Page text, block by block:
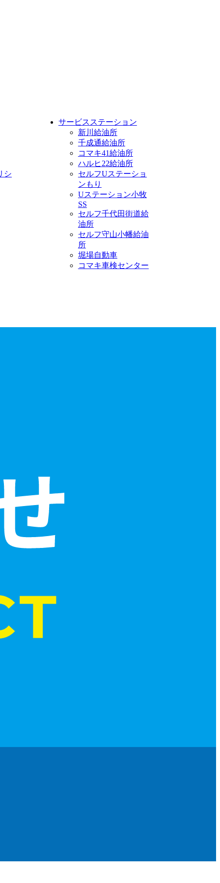
シ
サービスステーション
新川給油所
千成通給油所
コマキ41給油所
ハルヒ22給油所
セルフUステーショ
ンもり
Uステーション小牧
SS
セルフ千代田街道給
油所
セルフ守山小幡給油
所
堀場自動車
コマキ車検センター